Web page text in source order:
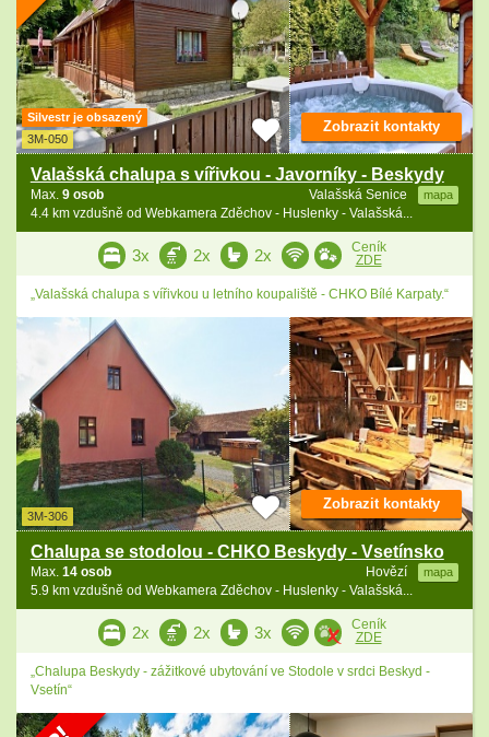
Silvestr je obsazený
3M-050
Valašská chalupa s vířivkou - Javorníky - Beskydy
Valašská Senice mapa
Max. 9 osob
4.4 km vzdušně od Webkamera Zděchov - Huslenky - Valašská...
Zobrazit kontakty
3x 2x 2x
Ceník
ZDE
„Valašská chalupa s vířivkou u letního koupaliště - CHKO Bílé Karpaty.“
3M-306
Chalupa se stodolou - CHKO Beskydy - Vsetínsko
Hovězí mapa
Max. 14 osob
5.9 km vzdušně od Webkamera Zděchov - Huslenky - Valašská...
Zobrazit kontakty
2x 2x 3x
Ceník
ZDE
„Chalupa Beskydy - zážitkové ubytování ve Stodole v srdci Beskyd -
Vsetín“